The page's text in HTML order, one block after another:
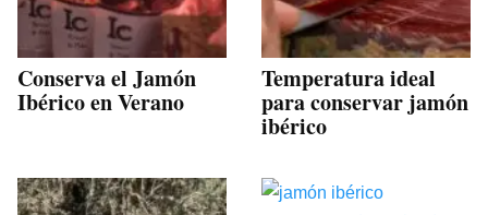
Conserva el Jamón
Ibérico en Verano
Temperatura ideal
para conservar jamón
ibérico